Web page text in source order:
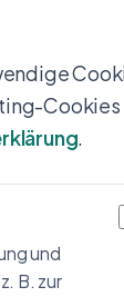
und
B. zur